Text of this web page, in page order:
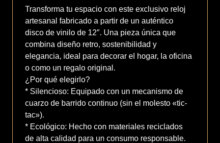
Transforma tu espacio con este exclusivo reloj
artesanal fabricado a partir de un auténtico
disco de vinilo de 12″. Una pieza única que
combina diseño retro, sostenibilidad y
elegancia, ideal para decorar el hogar, la oficina
o como un regalo original.
¿Por qué elegirlo?
* Silencioso: Equipado con un mecanismo de
cuarzo de barrido continuo (sin el molesto «tic-
tac»).
* Ecológico: Hecho con materiales reciclados
de alta calidad para un consumo responsable.